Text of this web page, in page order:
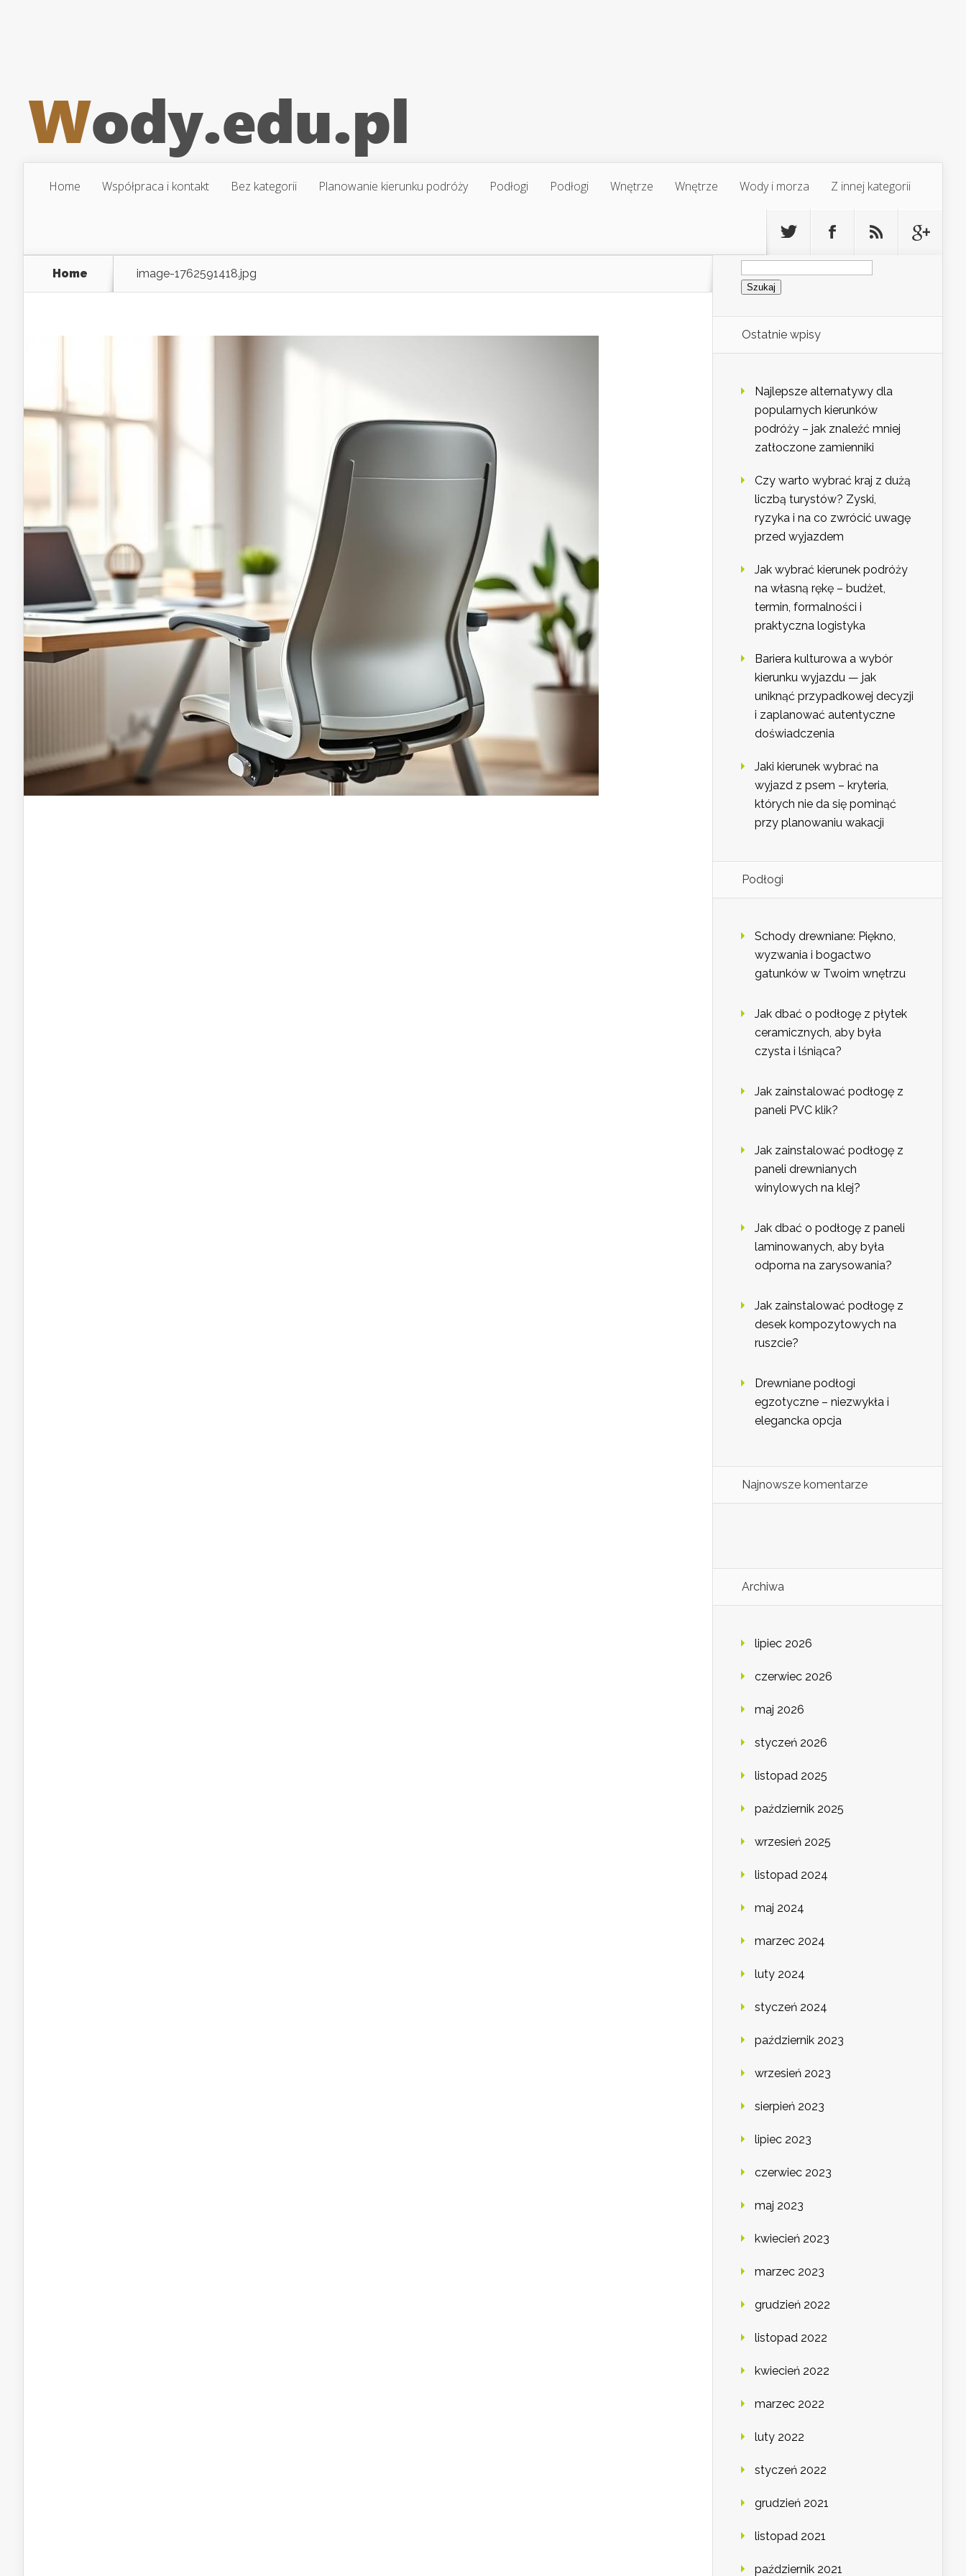
Home Współpraca i kontakt Bez kategorii Planowanie kierunku podróży Podłogi Podłogi Wnętrze Wnętrze Wody i morza Z innej kategorii
Home image-1762591418.jpg
Szukaj:
Ostatnie wpisy
Najlepsze alternatywy dla
popularnych kierunków
podróży – jak znaleźć mniej
zatłoczone zamienniki
Czy warto wybrać kraj z dużą
liczbą turystów? Zyski,
ryzyka i na co zwrócić uwagę
przed wyjazdem
Jak wybrać kierunek podróży
na własną rękę – budżet,
termin, formalności i
praktyczna logistyka
Bariera kulturowa a wybór
kierunku wyjazdu — jak
uniknąć przypadkowej decyzji
i zaplanować autentyczne
doświadczenia
Jaki kierunek wybrać na
wyjazd z psem – kryteria,
których nie da się pominąć
przy planowaniu wakacji
Podłogi
Schody drewniane: Piękno,
wyzwania i bogactwo
gatunków w Twoim wnętrzu
Jak dbać o podłogę z płytek
ceramicznych, aby była
czysta i lśniąca?
Jak zainstalować podłogę z
paneli PVC klik?
Jak zainstalować podłogę z
paneli drewnianych
winylowych na klej?
Jak dbać o podłogę z paneli
laminowanych, aby była
odporna na zarysowania?
Jak zainstalować podłogę z
desek kompozytowych na
ruszcie?
Drewniane podłogi
egzotyczne – niezwykła i
elegancka opcja
Najnowsze komentarze
Archiwa
lipiec 2026
czerwiec 2026
maj 2026
styczeń 2026
listopad 2025
październik 2025
wrzesień 2025
listopad 2024
maj 2024
marzec 2024
luty 2024
styczeń 2024
październik 2023
wrzesień 2023
sierpień 2023
lipiec 2023
czerwiec 2023
maj 2023
kwiecień 2023
marzec 2023
grudzień 2022
listopad 2022
kwiecień 2022
marzec 2022
luty 2022
styczeń 2022
grudzień 2021
listopad 2021
październik 2021